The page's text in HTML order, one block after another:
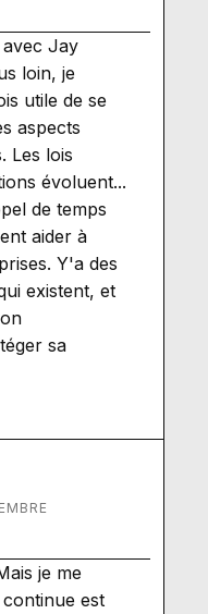
Jay
loin, je
utile de se
aspects
Les lois
évoluent...
de temps
aider à
Y'a des
existent, et
sa
je me
est